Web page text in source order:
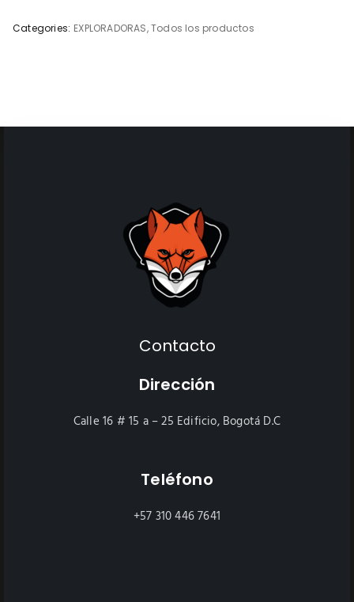
Categories: EXPLORADORAS,Todos los productos
Contacto
Dirección
Calle 16 # 15 a – 25 Edificio, Bogotá D.C
Teléfono
+57 310 446 7641